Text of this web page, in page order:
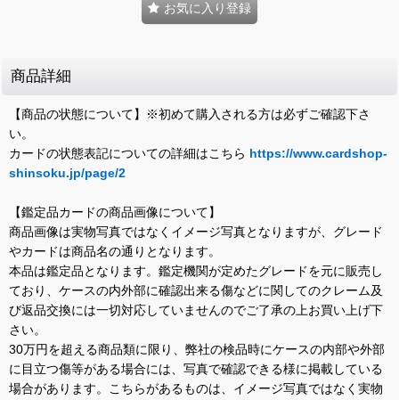
お気に入り登録
商品詳細
【商品の状態について】※初めて購入される方は必ずご確認下さ
い。
カードの状態表記についての詳細はこちら https://www.cardshop-
shinsoku.jp/page/2
【鑑定品カードの商品画像について】
商品画像は実物写真ではなくイメージ写真となりますが、グレード
やカードは商品名の通りとなります。
本品は鑑定品となります。鑑定機関が定めたグレードを元に販売し
ており、ケースの内外部に確認出来る傷などに関してのクレーム及
び返品交換には一切対応していませんのでご了承の上お買い上げ下
さい。
30万円を超える商品類に限り、弊社の検品時にケースの内部や外部
に目立つ傷等がある場合には、写真で確認できる様に掲載している
場合があります。こちらがあるものは、イメージ写真ではなく実物